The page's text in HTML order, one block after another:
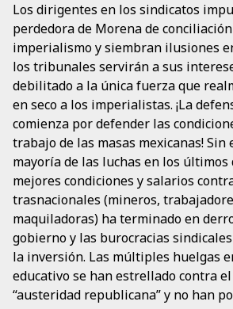
Los dirigentes en los sindicatos
perdedora de Morena de
imperialismo y siembran ilusiones
los tribunales servirán a sus
debilitado a la única fuerza que
en seco a los imperialistas. ¡La
comienza por defender las
trabajo de las masas mexicanas! Sin
mayoría de las luchas en los últimos
mejores condiciones y salarios
trasnacionales (mineros,
maquiladoras) ha terminado en
gobierno y las burocracias
la inversión. Las múltiples huelgas
educativo se han estrellado contra
“austeridad republicana” y no han